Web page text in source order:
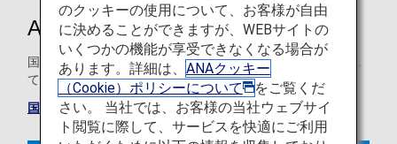
ANA機のシートマップ
国際線で使用している代表的な機材とシートマップを紹介し
ています。
国内線シートマップ
のクッキーの使用について、お客様が自由
に決めることができますが、WEBサイトの
いくつかの機能が享受できなくなる場合が
あります。詳細は、 ANAクッキー
（Cookie）ポリシーについて
をご覧くだ
さい。 当社では、お客様の当社ウェブサイ
ト閲覧に際して、サービスを快適にご利用